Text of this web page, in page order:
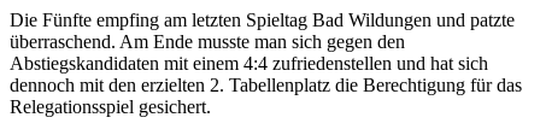
Die Fünfte empfing am letzten Spieltag Bad Wildungen und patzte
überraschend. Am Ende musste man sich gegen den
Abstiegskandidaten mit einem 4:4 zufriedenstellen und hat sich
dennoch mit den erzielten 2. Tabellenplatz die Berechtigung für das
Relegationsspiel gesichert.